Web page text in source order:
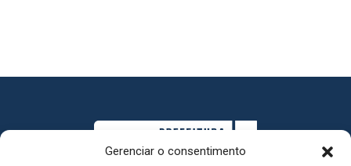
Gerenciar o consentimento